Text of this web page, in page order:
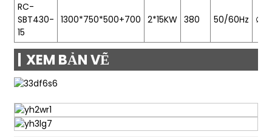
RC-
SBT430-
15
1300*750*500+700 2*15KW 380 50/60Hz
XEM BẢN VẼ